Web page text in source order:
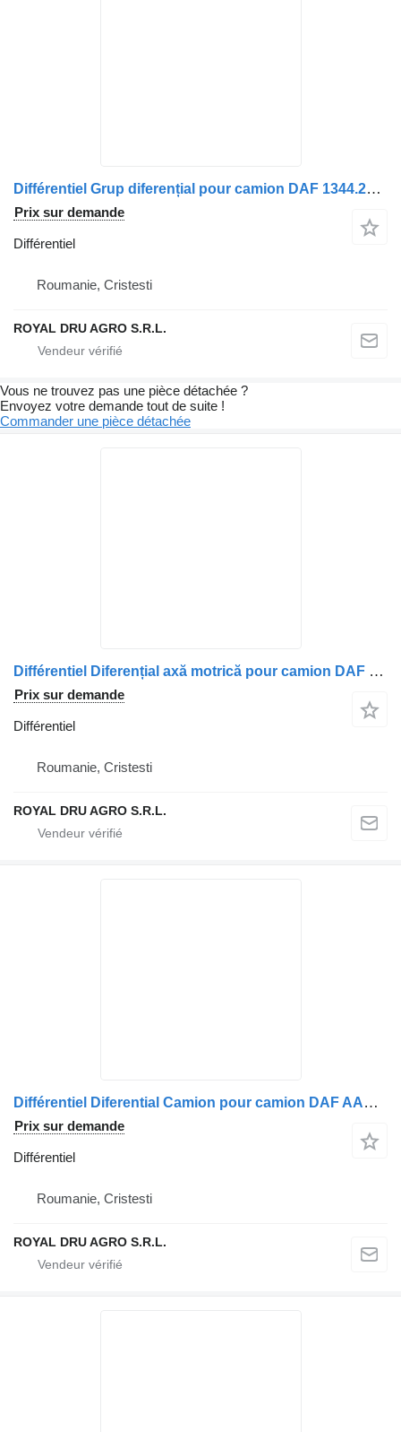
Différentiel Grup diferențial pour camion DAF 1344.264.12
Prix sur demande
Différentiel
Roumanie, Cristesti
ROYAL DRU AGRO S.R.L.
Vous ne trouvez pas une pièce détachée ?
Envoyez votre demande tout de suite !
Commander une pièce détachée
Différentiel Diferențial axă motrică pour camion DAF (Coduri: 1388362, 1673822, 1425663)
Prix sur demande
Différentiel
Roumanie, Cristesti
ROYAL DRU AGRO S.R.L.
Différentiel Diferential Camion pour camion DAF AAS1347
Prix sur demande
Différentiel
Roumanie, Cristesti
ROYAL DRU AGRO S.R.L.